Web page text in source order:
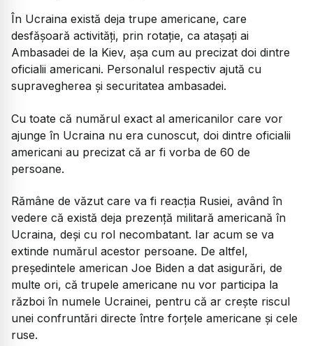
În Ucraina există deja trupe americane, care
desfășoară activități, prin rotație, ca atașați ai
Ambasadei de la Kiev, așa cum au precizat doi dintre
oficialii americani. Personalul respectiv ajută cu
supravegherea și securitatea ambasadei.
Cu toate că numărul exact al americanilor care vor
ajunge în Ucraina nu era cunoscut, doi dintre oficialii
americani au precizat că ar fi vorba de 60 de
persoane.
Rămâne de văzut care va fi reacția Rusiei, având în
vedere că există deja prezență militară americană în
Ucraina, deși cu rol necombatant. Iar acum se va
extinde numărul acestor persoane. De altfel,
președintele american Joe Biden a dat asigurări, de
multe ori, că trupele americane nu vor participa la
război în numele Ucrainei, pentru că ar crește riscul
unei confruntări directe între forțele americane și cele
ruse.